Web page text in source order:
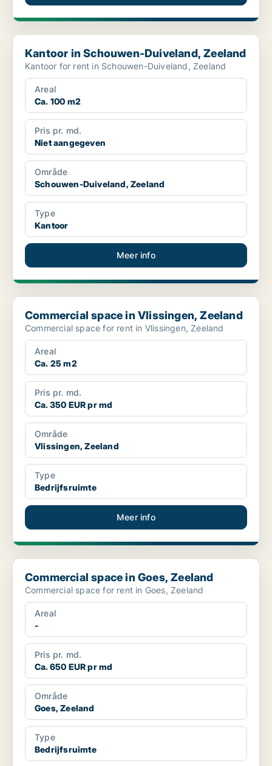
Kantoor in Schouwen-Duiveland, Zeeland
Kantoor in Schouwen-Duiveland, Zeeland
Kantoor for rent in Schouwen-Duiveland, Zeeland
Areal
Ca. 100 m2
Pris pr. md.
Niet aangegeven
Område
Schouwen-Duiveland, Zeeland
Type
Kantoor
Meer info
Commercial space in Vlissingen, Zeeland
Commercial space in Vlissingen, Zeeland
Commercial space for rent in Vlissingen, Zeeland
Areal
Ca. 25 m2
Pris pr. md.
Ca. 350 EUR pr md
Område
Vlissingen, Zeeland
Type
Bedrijfsruimte
Meer info
Commercial space in Goes, Zeeland
Commercial space in Goes, Zeeland
Commercial space for rent in Goes, Zeeland
Areal
-
Pris pr. md.
Ca. 650 EUR pr md
Område
Goes, Zeeland
Type
Bedrijfsruimte